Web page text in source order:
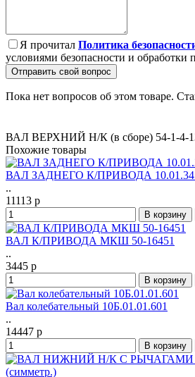
Я прочитал Политика
условиями безопасности и обработки
Отправить свой вопрос
Пока нет вопросов об этом товаре.
ВАЛ ВЕРХНИЙ Н/К (в сборе) 54-1-4-
Похожие товары
ВАЛ ЗАДНЕГО К/ПРИВОДА
..
11113 р
В корзину
ВАЛ К/ПРИВОДА МКШ 50-16451
..
3445 р
В корзину
Вал колебательный 10Б.01.01.601
..
14447 р
В корзину